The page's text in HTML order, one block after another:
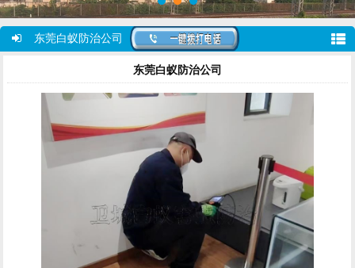
东莞白蚁防治公司
东莞白蚁防治公司